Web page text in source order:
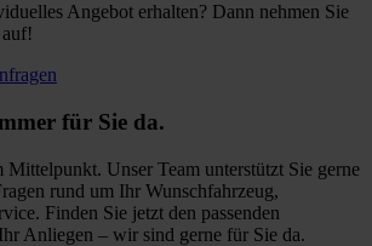
Angebot erhalten? Dann nehmen Sie
für Sie da.
Mittelpunkt. Unser Team unterstützt Sie gerne
rund um Ihr Wunschfahrzeug,
Finden Sie jetzt den passenden
Anliegen – wir sind gerne für Sie da.